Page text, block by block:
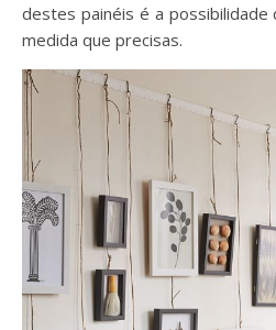
destes painéis é a possibilidade
medida que precisas.